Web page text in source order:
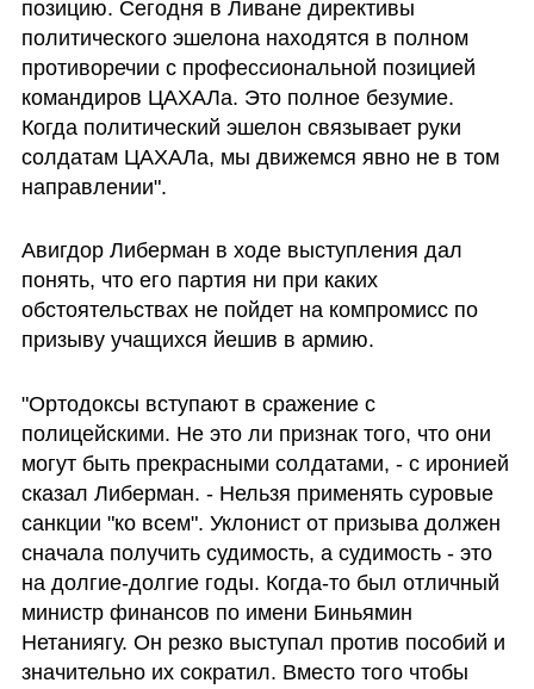
позицию. Сегодня в Ливане директивы
политического эшелона находятся в полном
противоречии с профессиональной позицией
командиров ЦАХАЛа. Это полное безумие.
Когда политический эшелон связывает руки
солдатам ЦАХАЛа, мы движемся явно не в том
направлении".
Авигдор Либерман в ходе выступления дал
понять, что его партия ни при каких
обстоятельствах не пойдет на компромисс по
призыву учащихся йешив в армию.
"Ортодоксы вступают в сражение с
полицейскими. Не это ли признак того, что они
могут быть прекрасными солдатами, - с иронией
сказал Либерман. - Нельзя применять суровые
санкции "ко всем". Уклонист от призыва должен
сначала получить судимость, а судимость - это
на долгие-долгие годы. Когда-то был отличный
министр финансов по имени Биньямин
Нетаниягу. Он резко выступал против пособий и
значительно их сократил. Вместо того чтобы